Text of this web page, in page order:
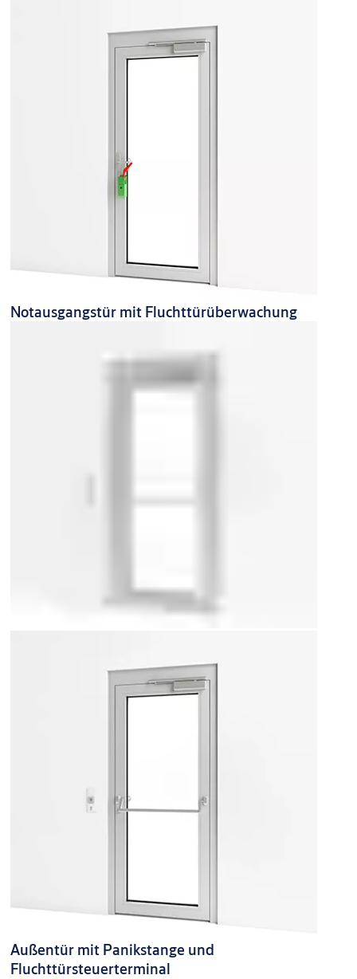
Notausgangstür mit Fluchttürüberwachung
Außentür mit Panikstange und
Fluchttürsteuerterminal